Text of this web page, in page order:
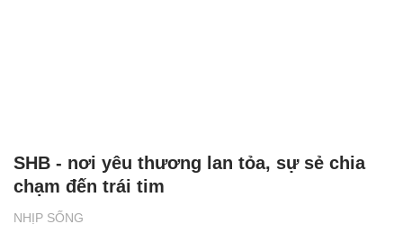
NHỊP SỐNG
SHB - nơi yêu thương lan tỏa, sự sẻ chia
chạm đến trái tim